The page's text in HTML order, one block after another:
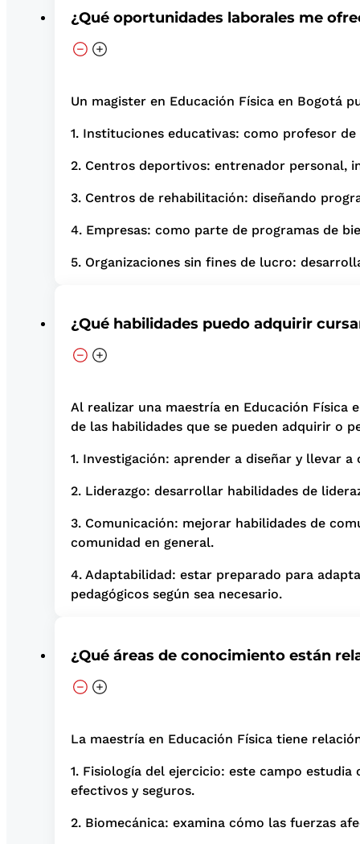
¿Qué oportunidades laborales me
Un magister en Educación Física en Bogotá
1. Instituciones educativas: como profesor
2. Centros deportivos: entrenador personal,
3. Centros de rehabilitación: diseñando
4. Empresas: como parte de programas de
5. Organizaciones sin fines de lucro:
¿Qué habilidades puedo adquirir
Al realizar una maestría en Educación Física
de las habilidades que se pueden adquirir o
1. Investigación: aprender a diseñar y llevar
2. Liderazgo: desarrollar habilidades de
3. Comunicación: mejorar habilidades de
comunidad en general.
4. Adaptabilidad: estar preparado para
pedagógicos según sea necesario.
¿Qué áreas de conocimiento están
La maestría en Educación Física tiene
1. Fisiología del ejercicio: este campo
efectivos y seguros.
2. Biomecánica: examina cómo las fuerzas